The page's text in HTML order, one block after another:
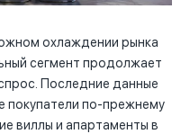
охлаждении рынка
сегмент продолжает
Последние данные
покупатели по-прежнему
виллы и апартаменты в